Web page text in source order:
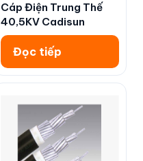
Cáp Điện Trung Thế
40,5KV Cadisun
Đọc tiếp